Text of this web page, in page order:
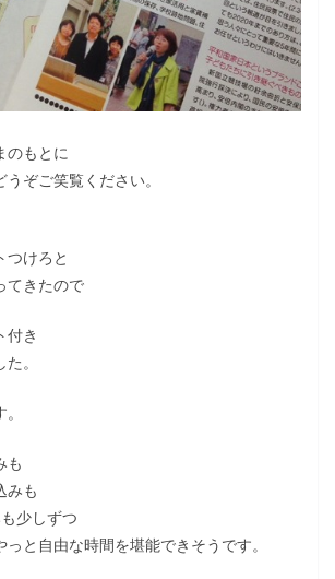
のもとに
ぞご笑覧ください。
つけろと
てきたので
付き
。
も
みも
少しずつ
と自由な時間を堪能できそうです。